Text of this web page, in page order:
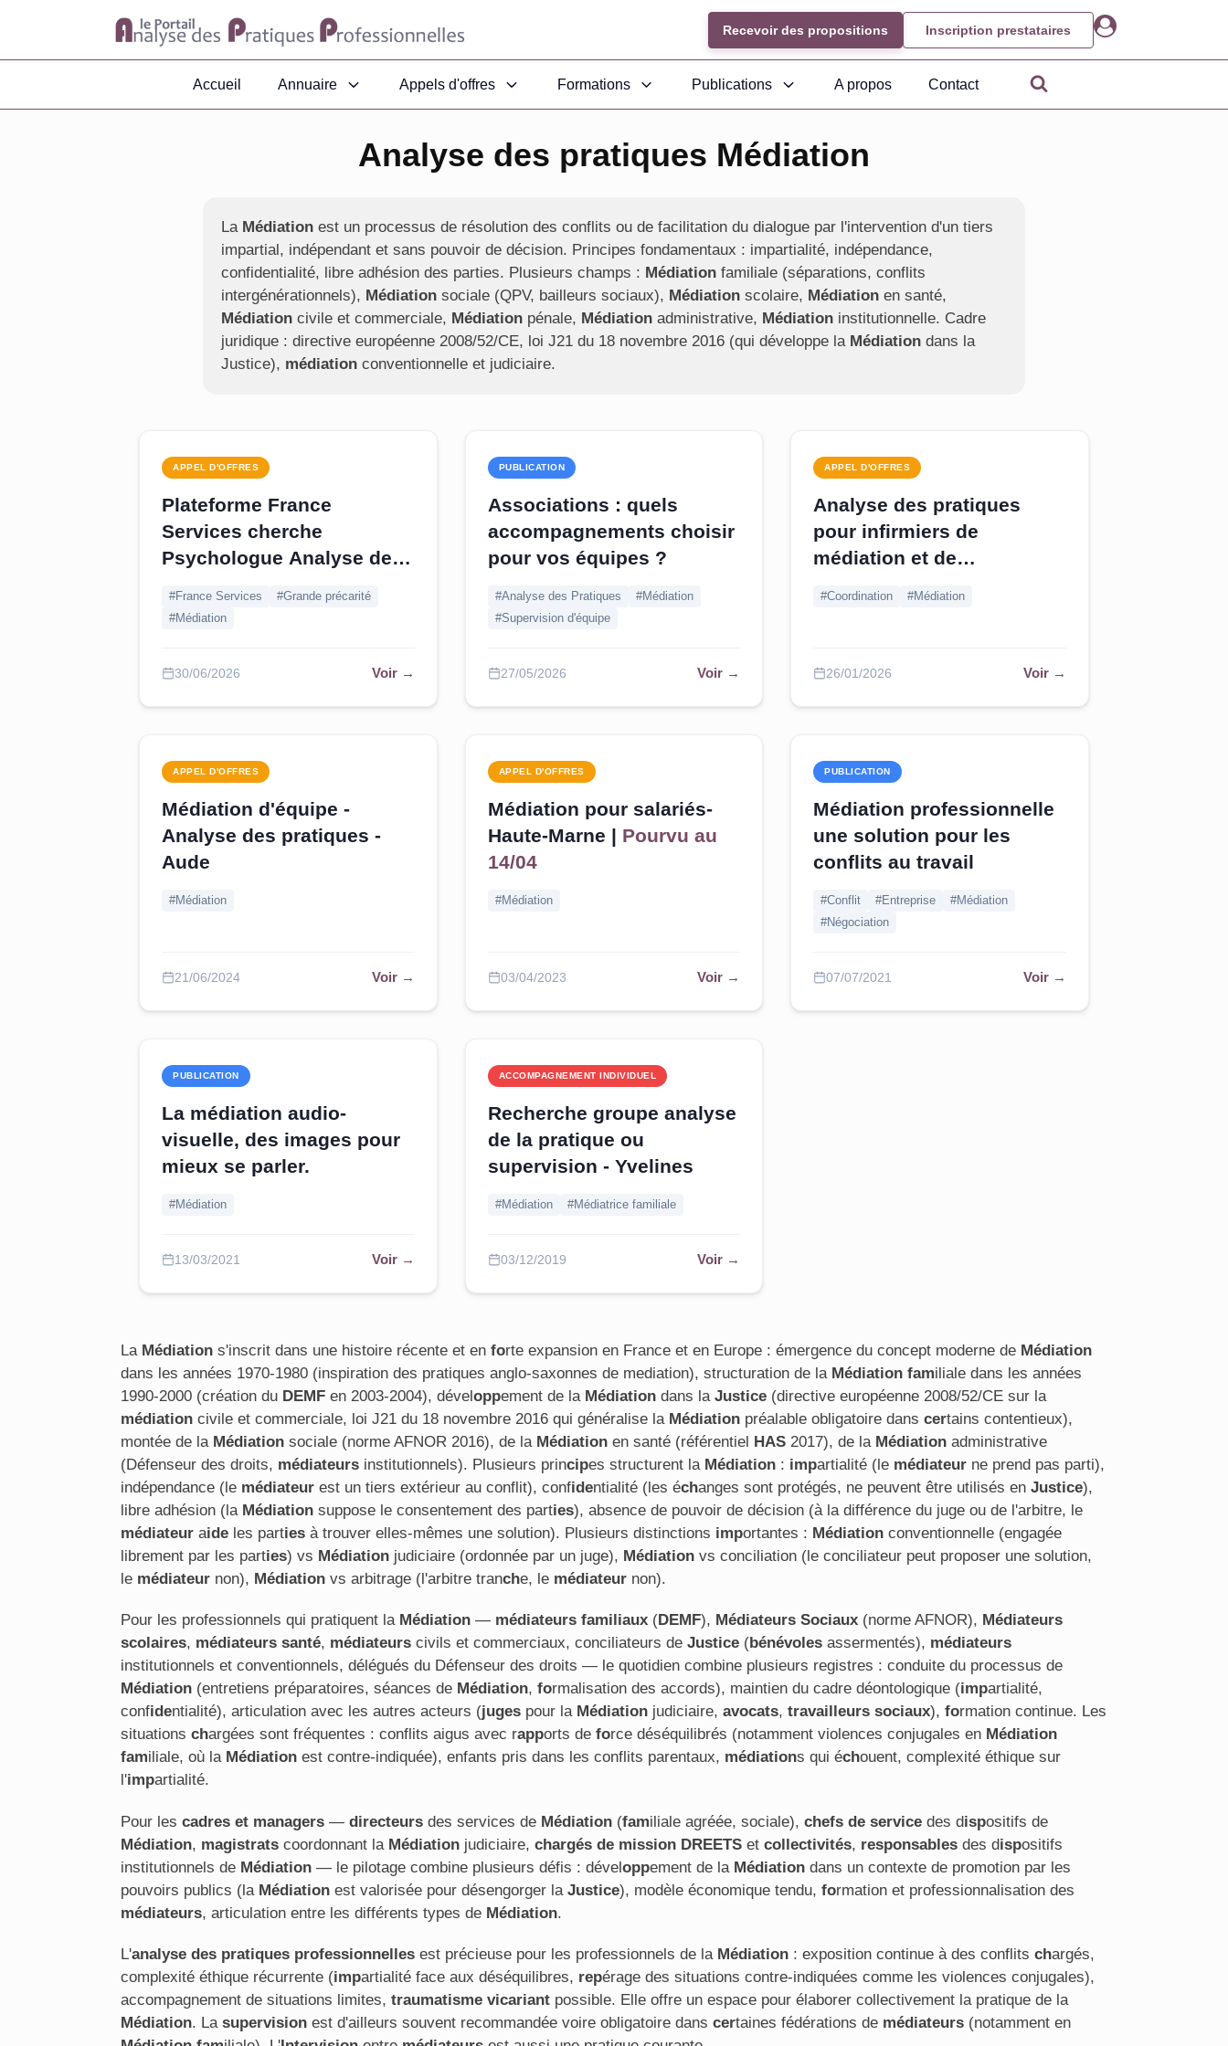
Recevoir des propositions Inscription prestataires
Accueil Annuaire Appels d'offres Formations Publications A propos Contact
Analyse des pratiques Médiation
La Médiation est un processus de résolution des conflits ou de facilitation du dialogue par l'intervention d'un tiers
impartial, indépendant et sans pouvoir de décision. Principes fondamentaux : impartialité, indépendance,
confidentialité, libre adhésion des parties. Plusieurs champs : Médiation familiale (séparations, conflits
intergénérationnels), Médiation sociale (QPV, bailleurs sociaux), Médiation scolaire, Médiation en santé,
Médiation civile et commerciale, Médiation pénale, Médiation administrative, Médiation institutionnelle. Cadre
juridique : directive européenne 2008/52/CE, loi J21 du 18 novembre 2016 (qui développe la Médiation dans la
Justice), médiation conventionnelle et judiciaire.
APPEL D'OFFRES
Plateforme France
Services cherche
Psychologue Analyse des
Rhône
#France Services
#Grande précarité
#Médiation
30/06/2026 Voir →
PUBLICATION
Associations : quels
accompagnements choisir
pour vos équipes ?
#Analyse des Pratiques
#Médiation
#Supervision d'équipe
27/05/2026 Voir →
APPEL D'OFFRES
Analyse des pratiques
pour infirmiers de
médiation et de
#Coordination #Médiation
26/01/2026 Voir →
APPEL D'OFFRES
Médiation d'équipe -
Analyse des pratiques -
Aude
#Médiation
21/06/2024 Voir →
APPEL D'OFFRES
Médiation pour salariés-
Haute-Marne | Pourvu au
14/04
#Médiation
03/04/2023 Voir →
PUBLICATION
Médiation professionnelle
une solution pour les
conflits au travail
#Conflit #Entreprise
#Médiation
#Négociation
07/07/2021 Voir →
PUBLICATION
La médiation audio-
visuelle, des images pour
mieux se parler.
#Médiation
13/03/2021 Voir →
ACCOMPAGNEMENT INDIVIDUEL
Recherche groupe analyse
de la pratique ou
supervision - Yvelines
#Médiation #Médiatrice familiale
03/12/2019 Voir →
La Médiation s'inscrit dans une histoire récente et en forte expansion en France et en Europe : émergence du concept moderne de Médiation
dans les années 1970-1980 (inspiration des pratiques anglo-saxonnes de mediation), structuration de la Médiation familiale dans les années
1990-2000 (création du DEMF en 2003-2004), développement de la Médiation dans la Justice (directive européenne 2008/52/CE sur la
médiation civile et commerciale, loi J21 du 18 novembre 2016 qui généralise la Médiation préalable obligatoire dans certains contentieux),
montée de la Médiation sociale (norme AFNOR 2016), de la Médiation en santé (référentiel HAS 2017), de la Médiation administrative
(Défenseur des droits, médiateurs institutionnels). Plusieurs principes structurent la Médiation : impartialité (le médiateur ne prend pas parti),
indépendance (le médiateur est un tiers extérieur au conflit), confidentialité (les échanges sont protégés, ne peuvent être utilisés en Justice),
libre adhésion (la Médiation suppose le consentement des parties), absence de pouvoir de décision (à la différence du juge ou de l'arbitre, le
médiateur aide les parties à trouver elles-mêmes une solution). Plusieurs distinctions importantes : Médiation conventionnelle (engagée
librement par les parties) vs Médiation judiciaire (ordonnée par un juge), Médiation vs conciliation (le conciliateur peut proposer une solution,
le médiateur non), Médiation vs arbitrage (l'arbitre tranche, le médiateur non).
Pour les professionnels qui pratiquent la Médiation — médiateurs familiaux (DEMF), Médiateurs Sociaux (norme AFNOR), Médiateurs
scolaires, médiateurs santé, médiateurs civils et commerciaux, conciliateurs de Justice (bénévoles assermentés), médiateurs
institutionnels et conventionnels, délégués du Défenseur des droits — le quotidien combine plusieurs registres : conduite du processus de
Médiation (entretiens préparatoires, séances de Médiation, formalisation des accords), maintien du cadre déontologique (impartialité,
confidentialité), articulation avec les autres acteurs (juges pour la Médiation judiciaire, avocats, travailleurs sociaux), formation continue. Les
situations chargées sont fréquentes : conflits aigus avec rapports de force déséquilibrés (notamment violences conjugales en Médiation
familiale, où la Médiation est contre-indiquée), enfants pris dans les conflits parentaux, médiations qui échouent, complexité éthique sur
l'impartialité.
Pour les cadres et managers — directeurs des services de Médiation (familiale agréée, sociale), chefs de service des dispositifs de
Médiation, magistrats coordonnant la Médiation judiciaire, chargés de mission DREETS et collectivités, responsables des dispositifs
institutionnels de Médiation — le pilotage combine plusieurs défis : développement de la Médiation dans un contexte de promotion par les
pouvoirs publics (la Médiation est valorisée pour désengorger la Justice), modèle économique tendu, formation et professionnalisation des
médiateurs, articulation entre les différents types de Médiation.
L'analyse des pratiques professionnelles est précieuse pour les professionnels de la Médiation : exposition continue à des conflits chargés,
complexité éthique récurrente (impartialité face aux déséquilibres, repérage des situations contre-indiquées comme les violences conjugales),
accompagnement de situations limites, traumatisme vicariant possible. Elle offre un espace pour élaborer collectivement la pratique de la
Médiation. La supervision est d'ailleurs souvent recommandée voire obligatoire dans certaines fédérations de médiateurs (notamment en